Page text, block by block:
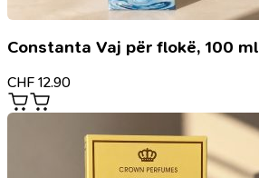
Constanta Vaj për flokë, 100 ml
CHF 12.90